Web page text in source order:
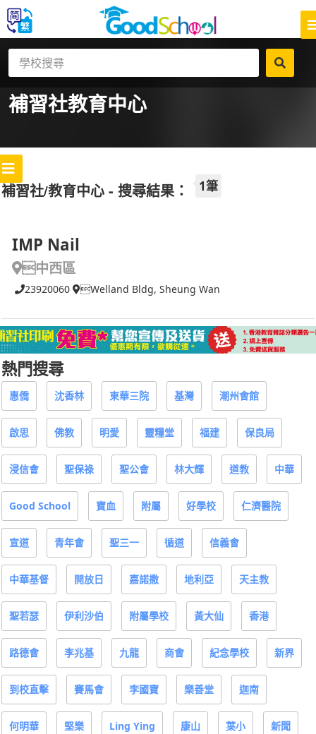
補習社教育中心
補習社/教育中心 - 搜尋結果： 1筆
IMP Nail
中西區
23920060 Welland Bldg, Sheung Wan
熱門搜尋
惠僑 沈香林 東華三院 基灣 潮州會館
啟思 佛教 明愛 靈糧堂 福建 保良局
浸信會 聖保祿 聖公會 林大輝 道教 中華
Good School 寶血 附屬 好學校 仁濟醫院
宣道 青年會 聖三一 循道 信義會
中華基督 開放日 嘉諾撒 地利亞 天主教
聖若瑟 伊利沙伯 附屬學校 黃大仙 香港
路德會 李兆基 九龍 商會 紀念學校 新界
到校直擊 賽馬會 李國寶 樂善堂 迦南
何明華 堅樂 Ling Ying 康山 葉小 新聞